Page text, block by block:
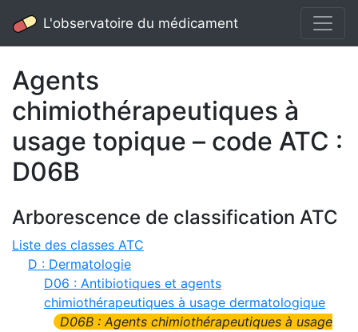
L'observatoire du médicament
Agents
chimiothérapeutiques à
usage topique – code ATC :
D06B
Arborescence de classification ATC
Liste des classes ATC
D : Dermatologie
D06 : Antibiotiques et agents
chimiothérapeutiques à usage dermatologique
D06B : Agents chimiothérapeutiques à usage